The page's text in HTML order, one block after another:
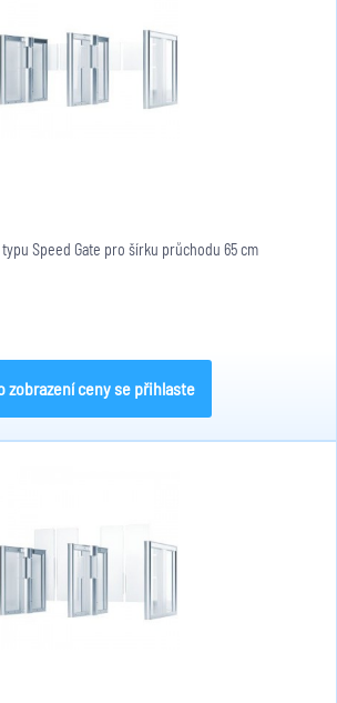
Speed Gate pro šírku průchodu 65 cm
zobrazení ceny se přihlaste